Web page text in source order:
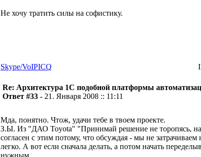
Не хочу тратить силы на софистику.
Skype/VoIPICQ
Re: Архитектура 1С подобной платформы
Ответ #33 - 21. Января 2008 :: 11:11
Мда, понятно. Чтож, удачи тебе в твоем проекте.
З.Ы. Из "ДАО Toyota" "Принимай решение не торопясь, на
согласен с этим потому, что обсуждая - мы не
легко. А вот если сначала делать, а потом начать
нужным.